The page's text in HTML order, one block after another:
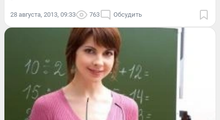
28 августа, 2013, 09:33 763 Обсудить